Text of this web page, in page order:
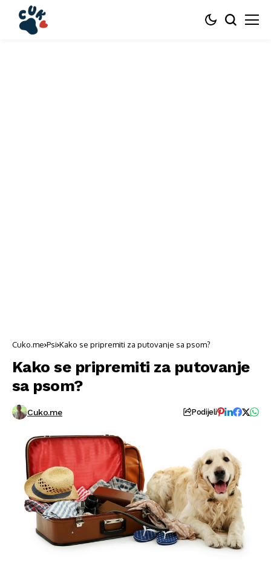
Cuko.me Psi Kako se pripremiti za putovanje sa psom?
Kako se pripremiti za putovanje
sa psom?
Cuko.me Podijeli